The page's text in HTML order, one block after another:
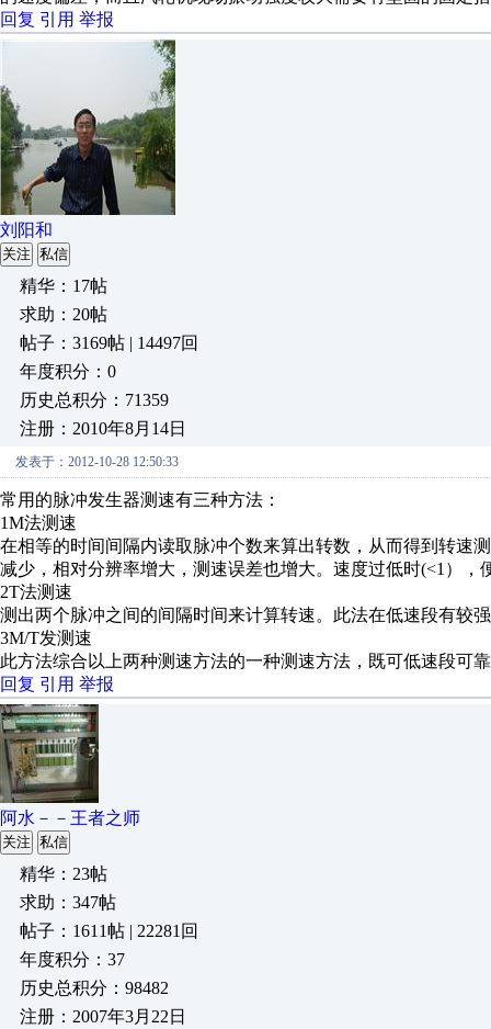
回复 引用 举报
刘阳和
关注 私信
精华：17帖
求助：20帖
帖子：3169帖 | 14497回
年度积分：0
历史总积分：71359
注册：2010年8月14日
发表于：2012-10-28 12:50:33
常用的脉冲发生器测速有三种方法：
1M法测速
在相等的时间间隔内读取脉冲个数来算出转数，从而得到转速
减少，相对分辨率增大，测速误差也增大。速度过低时(<1），
2T法测速
测出两个脉冲之间的间隔时间来计算转速。此法在低速段有较
3M/T发测速
此方法综合以上两种测速方法的一种测速方法，既可低速段可
回复 引用 举报
阿水－－王者之师
关注 私信
精华：23帖
求助：347帖
帖子：1611帖 | 22281回
年度积分：37
历史总积分：98482
注册：2007年3月22日